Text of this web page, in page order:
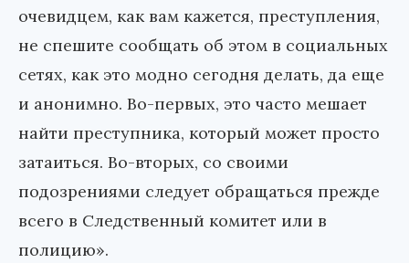
очевидцем, как вам кажется, преступления,
не спешите сообщать об этом в социальных
сетях, как это модно сегодня делать, да еще
и анонимно. Во-первых, это часто мешает
найти преступника, который может просто
затаиться. Во-вторых, со своими
подозрениями следует обращаться прежде
всего в Следственный комитет или в
полицию».